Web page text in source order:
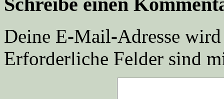
Deine E-Mail-Adresse
Erforderliche Felder sind